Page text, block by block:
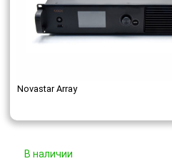
Novastar Array
В наличии